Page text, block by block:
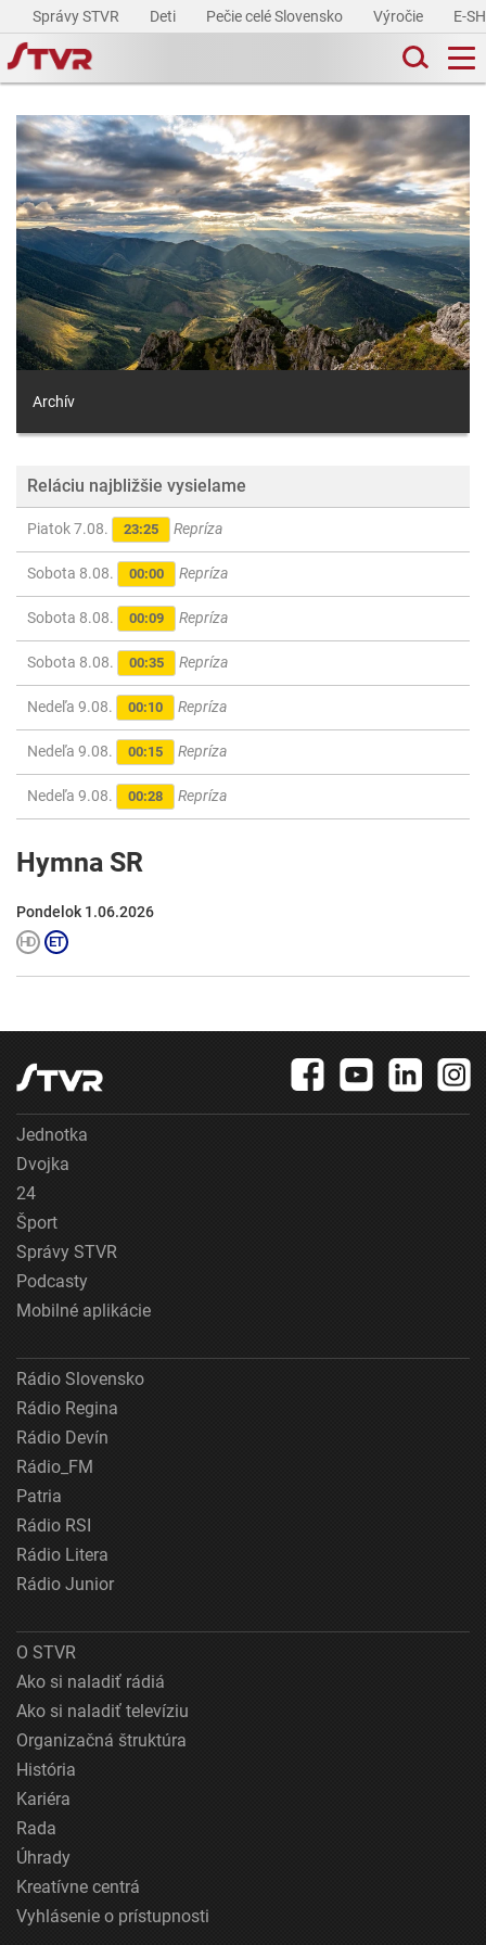
Správy STVR Deti Pečie celé Slovensko Výročie E-
Archív
Reláciu najbližšie vysielame
Piatok 7.08. 23:25 Repríza
Sobota 8.08. 00:00 Repríza
Sobota 8.08. 00:09 Repríza
Sobota 8.08. 00:35 Repríza
Nedeľa 9.08. 00:10 Repríza
Nedeľa 9.08. 00:15 Repríza
Nedeľa 9.08. 00:28 Repríza
Hymna SR
Pondelok 1.06.2026
Jednotka
Dvojka
24
Šport
Správy STVR
Podcasty
Mobilné aplikácie
Rádio Slovensko
Rádio Regina
Rádio Devín
Rádio_FM
Patria
Rádio RSI
Rádio Litera
Rádio Junior
O STVR
Ako si naladiť rádiá
Ako si naladiť televíziu
Organizačná štruktúra
História
Kariéra
Rada
Úhrady
Kreatívne centrá
Vyhlásenie o prístupnosti